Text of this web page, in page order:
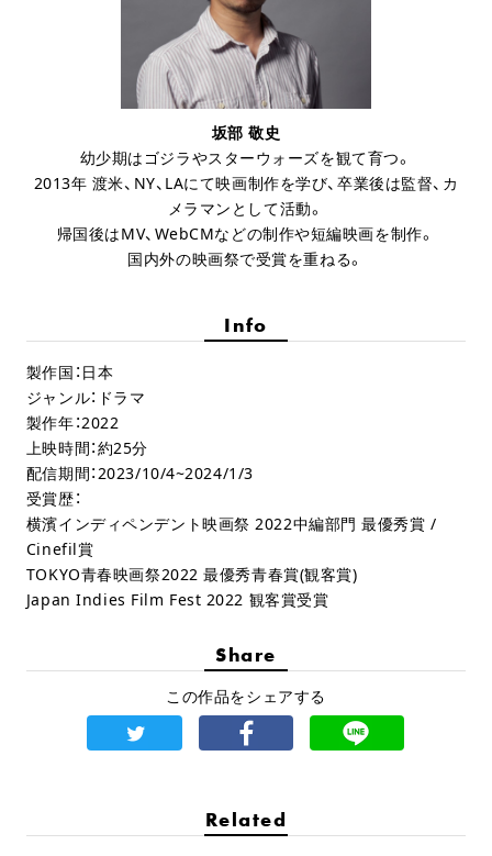
坂部 敬史
幼少期はゴジラやスターウォーズを観て育つ。
2013年 渡米、NY、LAにて映画制作を学び、卒業後は監督、カ
メラマンとして活動。
帰国後はMV、WebCMなどの制作や短編映画を制作。
国内外の映画祭で受賞を重ねる。
Info
製作国：日本
ジャンル：ドラマ
製作年：2022
上映時間：約25分
配信期間：2023/10/4~2024/1/3
受賞歴：
横濱インディペンデント映画祭 2022中編部門 最優秀賞 /
Cinefil賞
TOKYO青春映画祭2022 最優秀青春賞(観客賞)
Japan Indies Film Fest 2022 観客賞受賞
Share
この作品をシェアする
Related